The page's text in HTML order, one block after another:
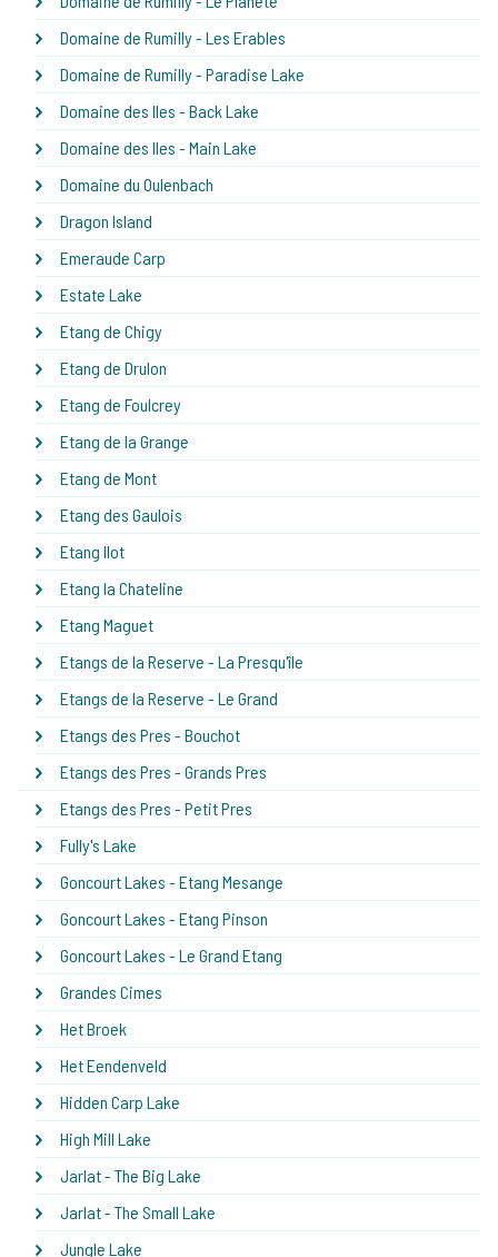
Domaine de Rumilly - Les Erables
Domaine de Rumilly - Paradise Lake
Domaine des Iles - Back Lake
Domaine des Iles - Main Lake
Domaine du Oulenbach
Dragon Island
Emeraude Carp
Estate Lake
Etang de Chigy
Etang de Drulon
Etang de Foulcrey
Etang de la Grange
Etang de Mont
Etang des Gaulois
Etang Ilot
Etang la Chateline
Etang Maguet
Etangs de la Reserve - La Presqu'île
Etangs de la Reserve - Le Grand
Etangs des Pres - Bouchot
Etangs des Pres - Grands Pres
Etangs des Pres - Petit Pres
Fully's Lake
Goncourt Lakes - Etang Mesange
Goncourt Lakes - Etang Pinson
Goncourt Lakes - Le Grand Etang
Grandes Cimes
Het Broek
Het Eendenveld
Hidden Carp Lake
High Mill Lake
Jarlat - The Big Lake
Jarlat - The Small Lake
Jungle Lake